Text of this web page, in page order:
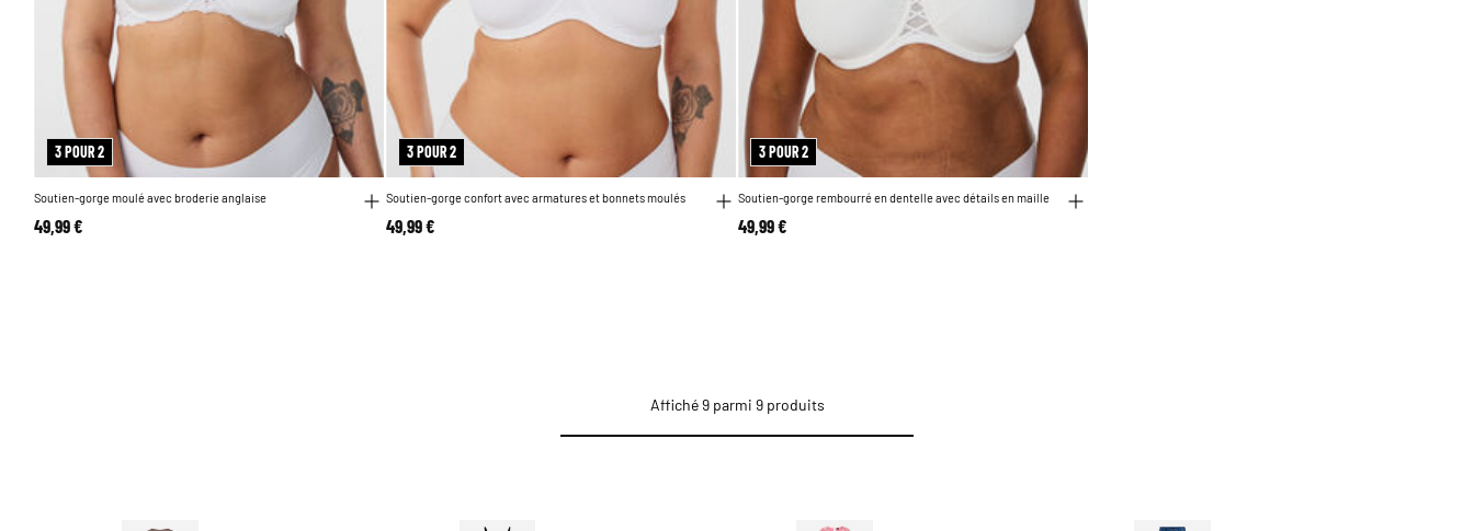
3 POUR 2
Soutien-gorge moulé avec broderie anglaise
49,99 €
3 POUR 2
Soutien-gorge confort avec armatures et bonnets moulés
49,99 €
3 POUR 2
Soutien-gorge rembourré en dentelle avec détails en maille
49,99 €
Affiché 9 parmi 9 produits